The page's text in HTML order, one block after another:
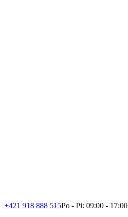
+421 918 888 515Po - Pi: 09:00 - 17:00